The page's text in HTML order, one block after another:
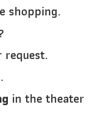
shopping.
request.
.
in the theater